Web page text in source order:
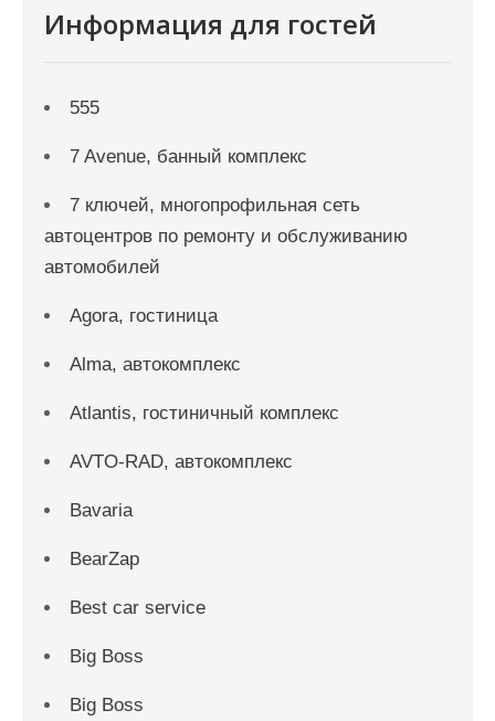
Информация для гостей
555
7 Avenue, банный комплекс
7 ключей, многопрофильная сеть
автоцентров по ремонту и обслуживанию
автомобилей
Agora, гостиница
Alma, автокомплекс
Atlantis, гостиничный комплекс
AVTO-RAD, автокомплекс
Bavaria
BearZap
Best car service
Big Boss
Big Boss